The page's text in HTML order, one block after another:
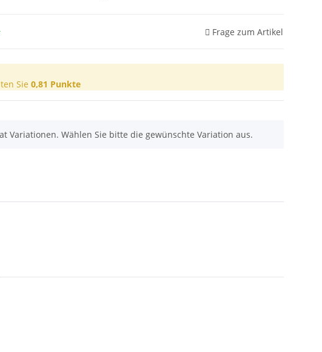
Frage zum Artikel
Sie 0,81 Punkte
Variationen. Wählen Sie bitte die gewünschte Variation aus.